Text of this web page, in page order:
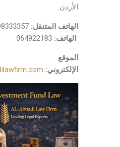
الأردن.
الهاتف المتنقل:
الهاتف:
064922183
الموقع
الإلكتروني: